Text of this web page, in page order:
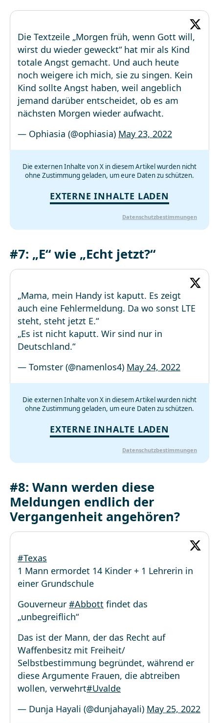
Die Textzeile „Morgen früh, wenn Gott will,
wirst du wieder geweckt“ hat mir als Kind
totale Angst gemacht. Und auch heute
noch weigere ich mich, sie zu singen. Kein
Kind sollte Angst haben, weil angeblich
jemand darüber entscheidet, ob es am
nächsten Morgen wieder aufwacht.
— Ophiasia (@ophiasia) May 23, 2022
Die externen Inhalte von X in diesem Artikel wurden nicht
ohne Zustimmung geladen, um eure Daten zu schützen.
EXTERNE INHALTE LADEN
Datenschutzbestimmungen
#7: „E“ wie „Echt jetzt?“
„Mama, mein Handy ist kaputt. Es zeigt
auch eine Fehlermeldung. Da wo sonst LTE
steht, steht jetzt E.“
„Es ist nicht kaputt. Wir sind nur in
Deutschland.“
— Tomster (@namenlos4) May 24, 2022
Die externen Inhalte von X in diesem Artikel wurden nicht
ohne Zustimmung geladen, um eure Daten zu schützen.
EXTERNE INHALTE LADEN
Datenschutzbestimmungen
#8: Wann werden diese
Meldungen endlich der
Vergangenheit angehören?
#Texas
1 Mann ermordet 14 Kinder + 1 Lehrerin in
einer Grundschule
Gouverneur #Abbott findet das
„unbegreiflich“
Das ist der Mann, der das Recht auf
Waffenbesitz mit Freiheit/
Selbstbestimmung begründet, während er
diese Argumente Frauen, die abtreiben
wollen, verwehrt#Uvalde
— Dunja Hayali (@dunjahayali) May 25, 2022